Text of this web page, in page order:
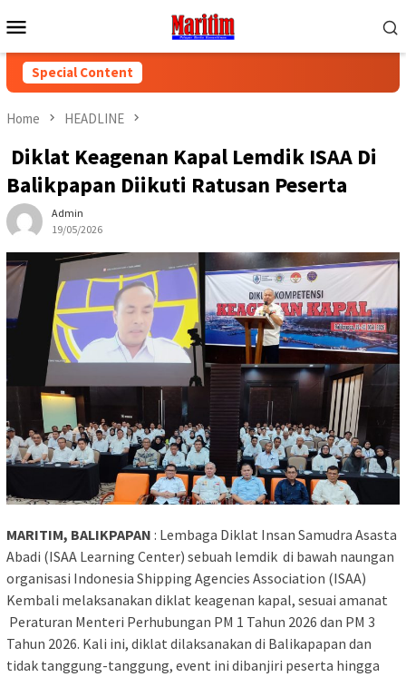
to
Menu
Special Content
Home HEADLINE
Diklat Keagenan Kapal Lemdik ISAA Di
Balikpapan Diikuti Ratusan Peserta
Admin
19/05/2026
MARITIM, BALIKPAPAN : Lembaga Diklat Insan Samudra Asasta
Abadi (ISAA Learning Center) sebuah lemdik di bawah naungan
organisasi Indonesia Shipping Agencies Association (ISAA)
Kembali melaksanakan diklat keagenan kapal, sesuai amanat
Peraturan Menteri Perhubungan PM 1 Tahun 2026 dan PM 3
Tahun 2026. Kali ini, diklat dilaksanakan di Balikapapan dan
tidak tanggung-tanggung, event ini dibanjiri peserta hingga